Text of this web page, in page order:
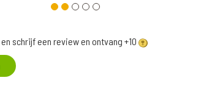
en schrijf een review en ontvang +10